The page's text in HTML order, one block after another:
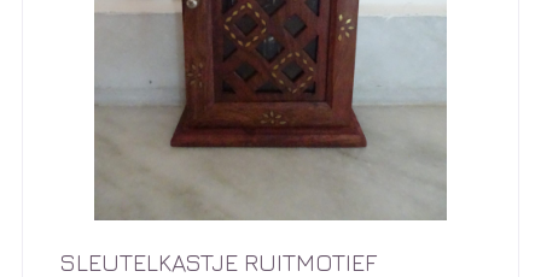
SLEUTELKASTJE RUITMOTIEF